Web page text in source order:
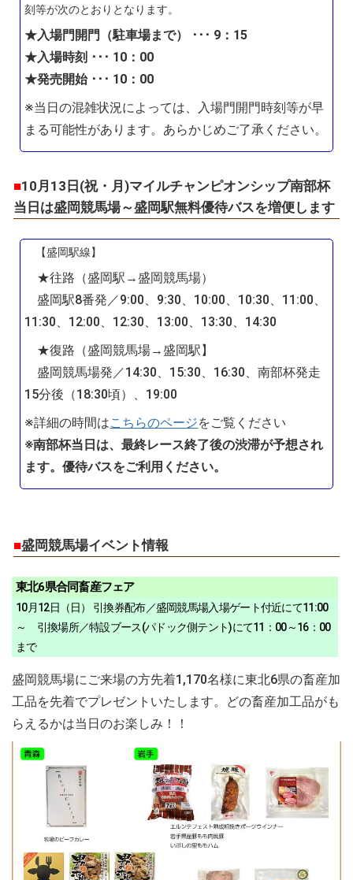
刻等が次のとおりとなります。
★入場門開門（駐車場まで） ･･･ 9：15
★入場時刻 ･･･ 10：00
★発売開始 ･･･ 10：00
※当日の混雑状況によっては、入場門開門時刻等が早
まる可能性があります。あらかじめご了承ください。
■10月13日(祝・月)マイルチャンピオンシップ南部杯
当日は盛岡競馬場～盛岡駅無料優待バスを増便します
【盛岡駅線】
★往路（盛岡駅→盛岡競馬場）
盛岡駅8番発／9:00、9:30、10:00、10:30、11:00、
11:30、12:00、12:30、13:00、13:30、14:30
★復路（盛岡競馬場→盛岡駅】
盛岡競馬場発／14:30、15:30、16:30、南部杯発走
15分後（18:30頃）、19:00
※詳細の時間はこちらのページをご覧ください
※南部杯当日は、最終レース終了後の渋滞が予想され
ます。優待バスをご利用ください。
■盛岡競馬場イベント情報
東北6県合同畜産フェア
10月12日（日） 引換券配布／盛岡競馬場入場ゲート付近にて11:00
～ 引換場所／特設ブース(パドック側テント)にて11：00～16：00
まで
盛岡競馬場にご来場の方先着1,170名様に東北6県の畜産加
工品を先着でプレゼントいたします。どの畜産加工品がも
らえるかは当日のお楽しみ！！